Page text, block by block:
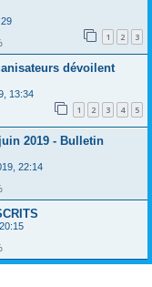
1 2 3
dévoilent
13:34
1 2 3 4 5
2019 - Bulletin
22:14